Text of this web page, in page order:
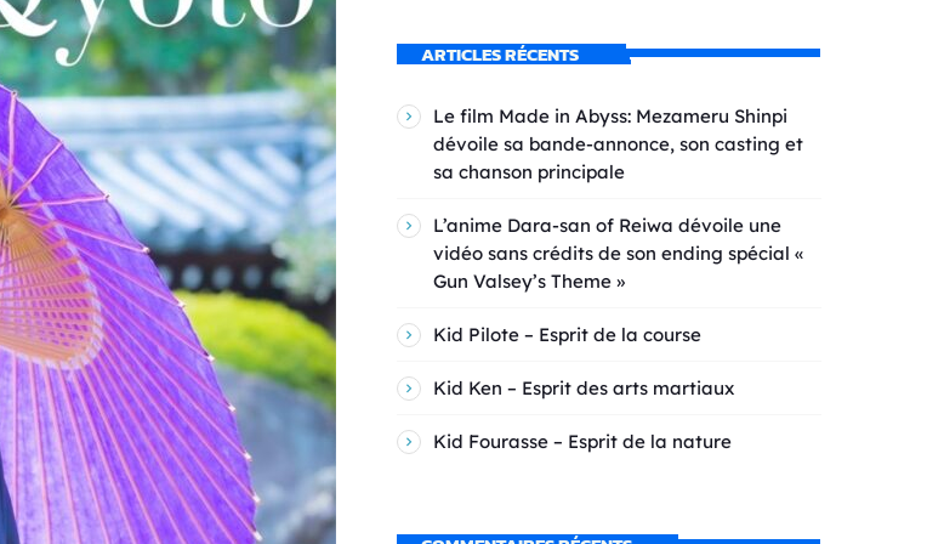
ARTICLES RÉCENTS
Le film Made in Abyss: Mezameru Shinpi
dévoile sa bande-annonce, son casting et
sa chanson principale
L’anime Dara-san of Reiwa dévoile une
vidéo sans crédits de son ending spécial «
Gun Valsey’s Theme »
Kid Pilote – Esprit de la course
Kid Ken – Esprit des arts martiaux
Kid Fourasse – Esprit de la nature